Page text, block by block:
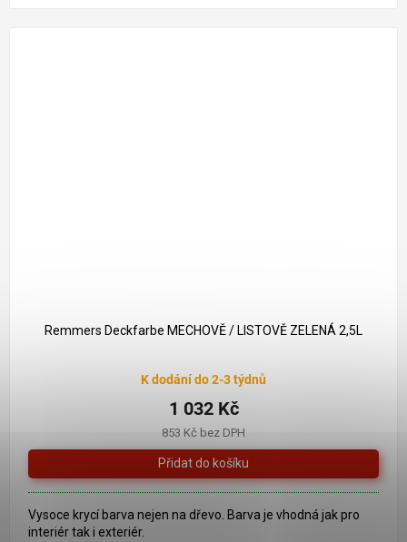
Remmers Deckfarbe MECHOVĚ / LISTOVĚ ZELENÁ 2,5L
hodnocení
produktu
je
5,0
z
5
hvězdiček.
K dodání do 2-3 týdnů
853 Kč bez DPH
1 032 Kč
Vysoce krycí barva nejen na dřevo. Barva je vhodná jak pro
interiér tak i exteriér.